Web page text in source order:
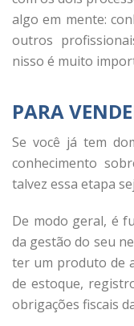
algo em mente:
outros
nisso é muito
PARA
Se você já tem
conhecimento
talvez essa etapa
De modo geral, é
da gestão do seu
ter um produto de
de estoque,
obrigações fiscais